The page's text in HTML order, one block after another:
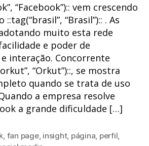
“Facebook”):: vem crescendo
“Brasil”):: . As
muito esta rede
e poder de
interação. Concorrente
“Orkut”)::, se mostra
quando se trata de uso
a empresa resolve
a grande dificuldade […]
, fan page, insight, página, perfil,